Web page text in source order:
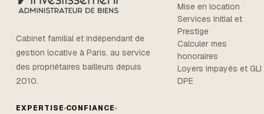
Cabinet familial et indépendant de
gestion locative à Paris, au service
des propriétaires bailleurs depuis
2010.
EXPERTISE CONFIANCE
Mise en location
Services Initial et
Prestige
Calculer mes
honoraires
Loyers impayés et GLI
DPE